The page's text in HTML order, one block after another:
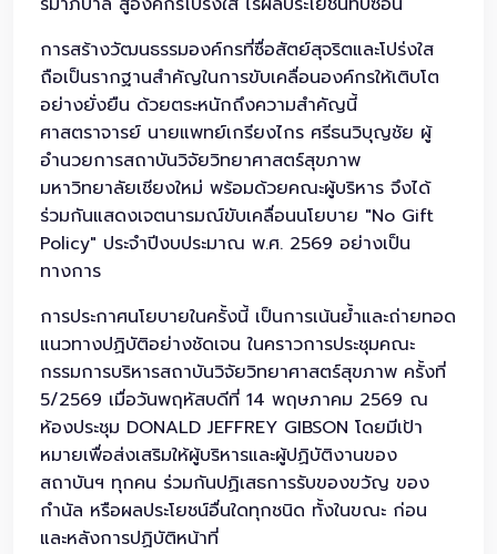
การสร้างวัฒนธรรมองค์กรที่ซื่อสัตย์สุจริตและโปร่งใส
ถือเป็นรากฐานสำคัญในการขับเคลื่อนองค์กรให้เติบโต
อย่างยั่งยืน ด้วยตระหนักถึงความสำคัญนี้
ศาสตราจารย์ นายแพทย์เกรียงไกร ศรีธนวิบุญชัย ผู้
อำนวยการสถาบันวิจัยวิทยาศาสตร์สุขภาพ
มหาวิทยาลัยเชียงใหม่ พร้อมด้วยคณะผู้บริหาร จึงได้
ร่วมกันแสดงเจตนารมณ์ขับเคลื่อนนโยบาย "No Gift
Policy" ประจำปีงบประมาณ พ.ศ. 2569 อย่างเป็น
ทางการ
การประกาศนโยบายในครั้งนี้ เป็นการเน้นย้ำและถ่ายทอด
แนวทางปฏิบัติอย่างชัดเจน ในคราวการประชุมคณะ
กรรมการบริหารสถาบันวิจัยวิทยาศาสตร์สุขภาพ ครั้งที่
5/2569 เมื่อวันพฤหัสบดีที่ 14 พฤษภาคม 2569 ณ
ห้องประชุม DONALD JEFFREY GIBSON โดยมีเป้า
หมายเพื่อส่งเสริมให้ผู้บริหารและผู้ปฏิบัติงานของ
สถาบันฯ ทุกคน ร่วมกันปฏิเสธการรับของขวัญ ของ
กำนัล หรือผลประโยชน์อื่นใดทุกชนิด ทั้งในขณะ ก่อน
และหลังการปฏิบัติหน้าที่